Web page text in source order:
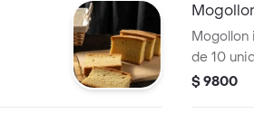
Mogollon
de 10
tus
$ 9800